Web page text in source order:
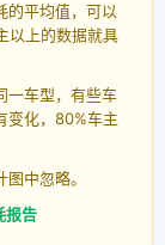
的平均值，可以
以上的数据就具
一车型，有些车
变化，80%车主
中忽略。
报告